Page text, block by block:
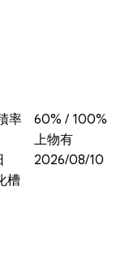
率
60% / 100%
上物有
2026/08/10
槽